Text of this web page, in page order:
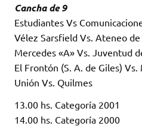
Cancha de 9
Estudiantes Vs
Vélez Sarsfield Vs. Ateneo
Mercedes «A» Vs. Juventud
El Frontón (S. A. de Giles) Vs.
Unión Vs. Quilmes
13.00 hs. Categoría 2001
14.00 hs. Categoría 2000